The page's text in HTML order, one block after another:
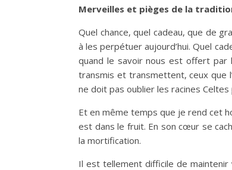
Merveilles et pièges de la
Quel chance, quel cadeau, que de
à les perpétuer aujourd’hui. Quel
quand le savoir nous est offert par
transmis et transmettent, ceux que
ne doit pas oublier les racines Celtes
Et en même temps que je rend cet
est dans le fruit. En son cœur se
la mortification.
Il est tellement difficile de